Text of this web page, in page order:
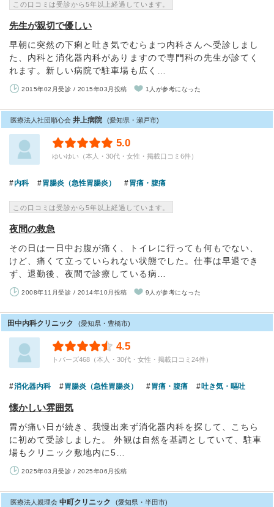
この口コミは受診から5年以上経過しています。
先生が親切で優しい
早朝に突然の下痢と吐き気でむらまつ内科さんへ受診しまし
た、内科と消化器内科がありますので専門科の先生が診てく
れます。新しい病院で駐車場も広く…
2015年02月受診 / 2015年03月投稿 1人が参考になった
医療法人社団順心会 井上病院 (愛知県・瀬戸市)
5.0
ゆいゆい（本人・30代・女性・掲載口コミ6件）
内科 胃腸炎（急性胃腸炎） 胃痛・腹痛
この口コミは受診から5年以上経過しています。
夜間の救急
その日は一日中お腹が痛く、トイレに行っても何もでない、
けど、痛くて立っていられない状態でした。仕事は早退でき
ず、退勤後、夜間で診療している病…
2008年11月受診 / 2014年10月投稿 9人が参考になった
田中内科クリニック (愛知県・豊橋市)
4.5
トパーズ468（本人・30代・女性・掲載口コミ24件）
消化器内科 胃腸炎（急性胃腸炎） 胃痛・腹痛 吐き気・嘔吐
懐かしい雰囲気
胃が痛い日が続き、我慢出来ず消化器内科を探して、こちら
に初めて受診しました。 外観は自然を基調としていて、駐車
場もクリニック敷地内に5…
2025年03月受診 / 2025年06月投稿
医療法人親理会 中町クリニック (愛知県・半田市)